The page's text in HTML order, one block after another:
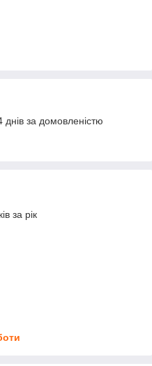
за домовленістю
за рік